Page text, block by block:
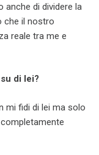
anche di dividere la
che il nostro
reale tra me e
di lei?
mi fidi di lei ma solo